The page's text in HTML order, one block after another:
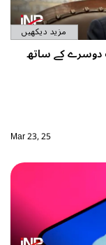
مزید دیکھیں
دوسرے کے ساتھ
Mar 23, 25